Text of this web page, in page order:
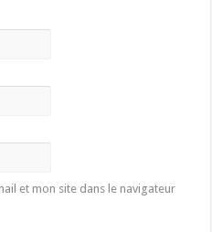
et mon site dans le navigateur